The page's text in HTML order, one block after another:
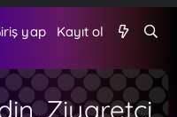
yap Kayıt ol
Ziyaretçi